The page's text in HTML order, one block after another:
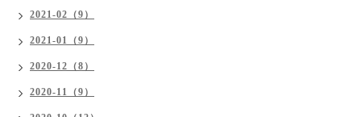
2021-02（9）
2021-01（9）
2020-12（8）
2020-11（9）